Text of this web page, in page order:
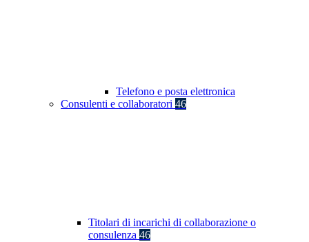
Telefono e posta elettronica
Consulenti e collaboratori 46
Titolari di incarichi di collaborazione o
consulenza 46